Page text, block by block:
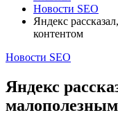
Новости SEO
Яндекс
контентом
Новости SEO
Яндекс